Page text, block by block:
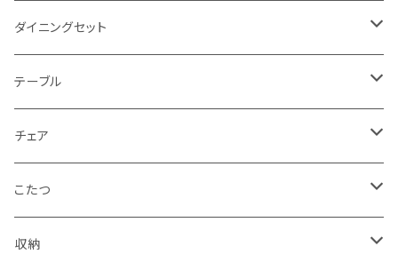
2人掛け
1人掛け
カウチソファ
コーナーソファ
ソファセット
シングルサイズ以下（フレームのみ）
セミダブルサイズ（フレームのみ）
ダブルサイズ（フレームのみ）
ワイドダブルサイズ以上（フレームのみ）
シングルサイズ以下（マットレス付）
ダイニングセット
ダイニング3点セット以下
ダイニング4点セット
ダイニング5点・6点セット
ダイニング7点セット以上
テーブル
センターテーブル
ダイニングテーブル
カウンターテーブル
チェア
ダイニングチェア
カウンターチェア
こたつ
こたつテーブル
収納